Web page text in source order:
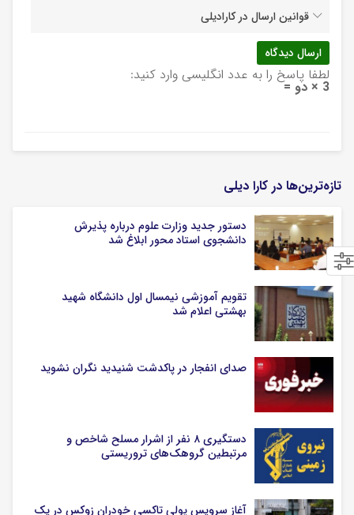
قوانین ارسال در کارادیلی
لطفا پاسخ را به عدد انگلیسی وارد کنید:
3 × دو =
تازه‌ترین‌ها در کارا دیلی
دستور جدید وزارت علوم درباره پذیرش
دانشجوی استاد محور ابلاغ شد
تقویم آموزشی نیمسال اول دانشگاه شهید
بهشتی اعلام شد
صدای انفجار در پاکدشت شنیدید نگران نشوید
دستگیری ۸ نفر از اشرار مسلح شاخص و
مرتبطین گروهک‌های تروریستی
آغاز سرویس پولی تاکسی خودران زوکس در یک